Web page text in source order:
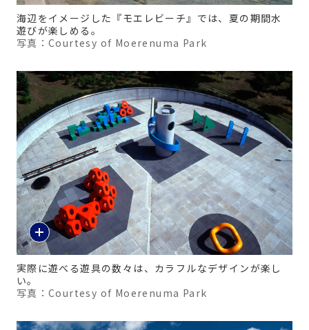
海辺をイメージした『モエレビーチ』では、夏の期間水
遊びが楽しめる。
写真：Courtesy of Moerenuma Park
実際に遊べる遊具の数々は、カラフルなデザインが楽し
い。
写真：Courtesy of Moerenuma Park